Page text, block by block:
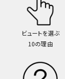
ビュートを選ぶ
10の理由